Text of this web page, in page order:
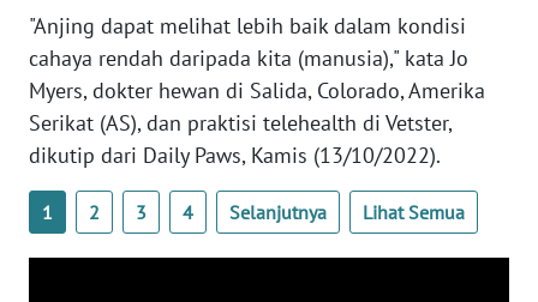
"Anjing dapat melihat lebih baik dalam kondisi
cahaya rendah daripada kita (manusia)," kata Jo
Myers, dokter hewan di Salida, Colorado, Amerika
Serikat (AS), dan praktisi telehealth di Vetster,
dikutip dari Daily Paws, Kamis (13/10/2022).
1 2 3 4 Selanjutnya Lihat Semua
NTT
KEPRI
WN
PAPUA
WN